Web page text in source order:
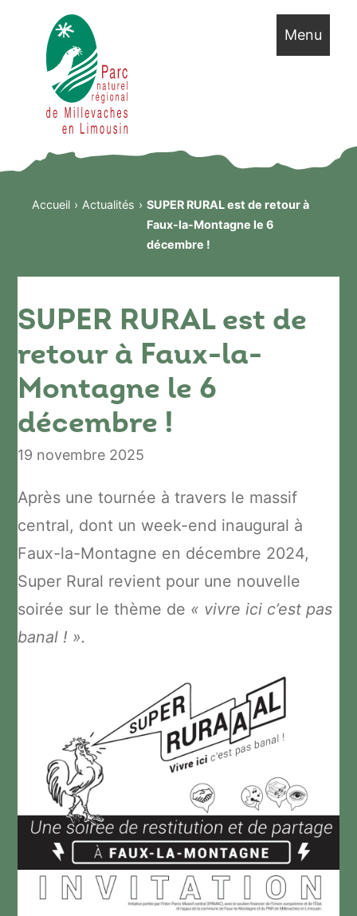
Menu
Accueil Actualités
SUPER RURAL est de retour à
Faux-la-Montagne le 6
décembre !
SUPER RURAL est de
retour à Faux-la-
Montagne le 6
décembre !
19 novembre 2025
Après une tournée à travers le massif
central, dont un week-end inaugural à
Faux-la-Montagne en décembre 2024,
Super Rural revient pour une nouvelle
soirée sur le thème de « vivre ici c’est pas
banal ! ».